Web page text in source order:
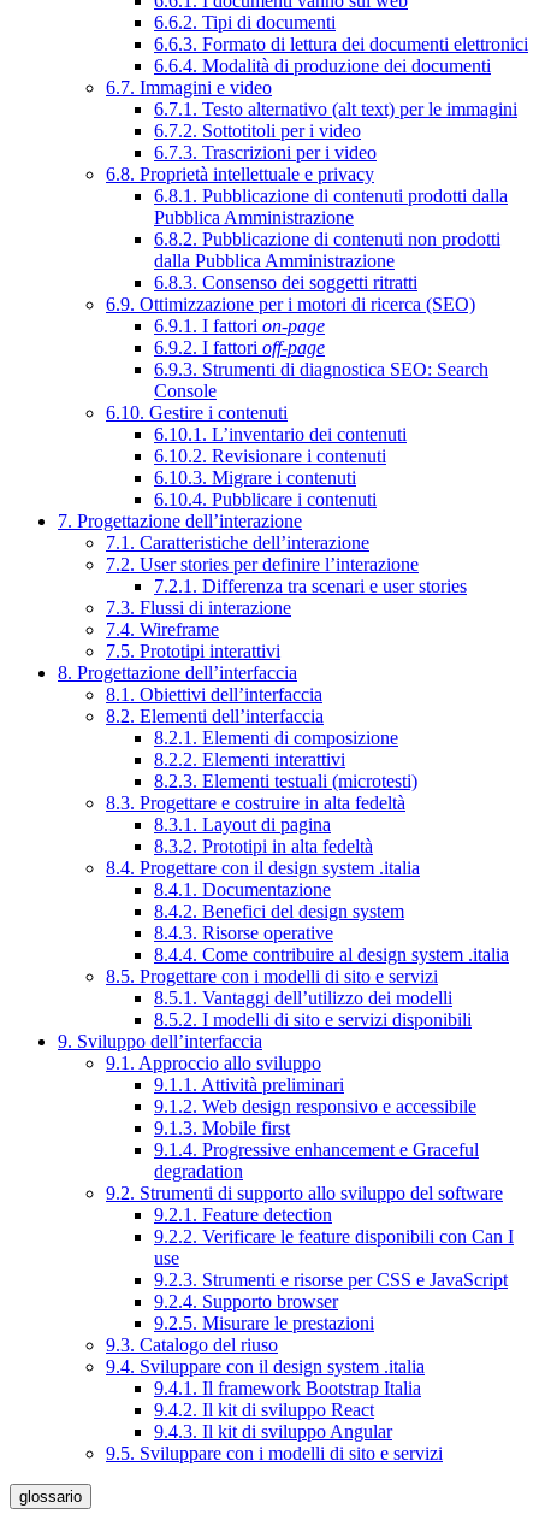
6.6.2. Tipi di documenti
6.6.3. Formato di lettura dei documenti elettronici
6.6.4. Modalità di produzione dei documenti
6.7. Immagini e video
6.7.1. Testo alternativo (alt text) per le immagini
6.7.2. Sottotitoli per i video
6.7.3. Trascrizioni per i video
6.8. Proprietà intellettuale e privacy
6.8.1. Pubblicazione di contenuti prodotti dalla
Pubblica Amministrazione
6.8.2. Pubblicazione di contenuti non prodotti
dalla Pubblica Amministrazione
6.8.3. Consenso dei soggetti ritratti
6.9. Ottimizzazione per i motori di ricerca (SEO)
6.9.1. I fattori on-page
6.9.2. I fattori off-page
6.9.3. Strumenti di diagnostica SEO: Search
Console
6.10. Gestire i contenuti
6.10.1. L’inventario dei contenuti
6.10.2. Revisionare i contenuti
6.10.3. Migrare i contenuti
6.10.4. Pubblicare i contenuti
7. Progettazione dell’interazione
7.1. Caratteristiche dell’interazione
7.2. User stories per definire l’interazione
7.2.1. Differenza tra scenari e user stories
7.3. Flussi di interazione
7.4. Wireframe
7.5. Prototipi interattivi
8. Progettazione dell’interfaccia
8.1. Obiettivi dell’interfaccia
8.2. Elementi dell’interfaccia
8.2.1. Elementi di composizione
8.2.2. Elementi interattivi
8.2.3. Elementi testuali (microtesti)
8.3. Progettare e costruire in alta fedeltà
8.3.1. Layout di pagina
8.3.2. Prototipi in alta fedeltà
8.4. Progettare con il design system .italia
8.4.1. Documentazione
8.4.2. Benefici del design system
8.4.3. Risorse operative
8.4.4. Come contribuire al design system .italia
8.5. Progettare con i modelli di sito e servizi
8.5.1. Vantaggi dell’utilizzo dei modelli
8.5.2. I modelli di sito e servizi disponibili
9. Sviluppo dell’interfaccia
9.1. Approccio allo sviluppo
9.1.1. Attività preliminari
9.1.2. Web design responsivo e accessibile
9.1.3. Mobile first
9.1.4. Progressive enhancement e Graceful
degradation
9.2. Strumenti di supporto allo sviluppo del software
9.2.1. Feature detection
9.2.2. Verificare le feature disponibili con Can I
use
9.2.3. Strumenti e risorse per CSS e JavaScript
9.2.4. Supporto browser
9.2.5. Misurare le prestazioni
9.3. Catalogo del riuso
9.4. Sviluppare con il design system .italia
9.4.1. Il framework Bootstrap Italia
9.4.2. Il kit di sviluppo React
9.4.3. Il kit di sviluppo Angular
9.5. Sviluppare con i modelli di sito e servizi
glossario